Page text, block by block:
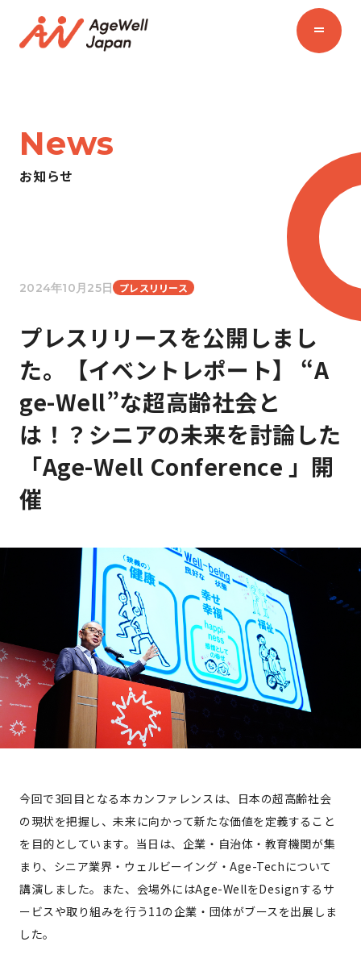
News
お知らせ
2024年10月25日 プレスリリース
プレスリリースを公開しまし
た。【イベントレポート】 “A
ge-Well”な超高齢社会と
は！？シニアの未来を討論した
「Age-Well Conference 」開
催
今回で3回目となる本カンファレンスは、日本の超高齢社会
の現状を把握し、未来に向かって新たな価値を定義すること
を目的としています。当日は、企業・自治体・教育機関が集
まり、シニア業界・ウェルビーイング・Age-Techについて
講演しました。また、会場外にはAge-WellをDesignするサ
ービスや取り組みを行う11の企業・団体がブースを出展しま
した。